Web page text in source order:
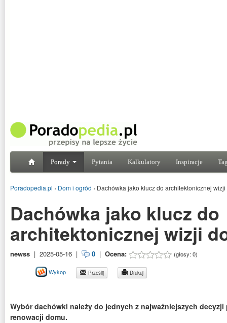
Porady Pytania Kalkulatory Inspiracje
Poradopedia.pl › Dom i ogród › Dachówka jako klucz do architektonicznej
Dachówka jako klucz do
architektonicznej wizji
newss | 2025-05-16 | 0 | Ocena: (głosy: 0)
Wykop Prześlij Drukuj
Wybór dachówki należy do jednych z najważniejszych
renowacji domu.